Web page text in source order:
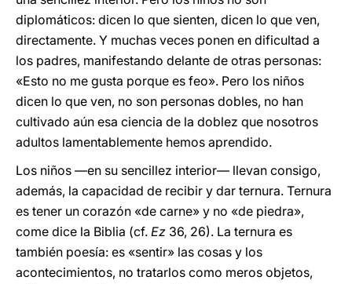
diplomáticos: dicen lo que sienten, dicen lo que ven,
directamente. Y muchas veces ponen en dificultad a
los padres, manifestando delante de otras personas:
«Esto no me gusta porque es feo». Pero los niños
dicen lo que ven, no son personas dobles, no han
cultivado aún esa ciencia de la doblez que nosotros
adultos lamentablemente hemos aprendido.
Los niños —en su sencillez interior— llevan consigo,
además, la capacidad de recibir y dar ternura. Ternura
es tener un corazón «de carne» y no «de piedra»,
come dice la Biblia (cf. Ez 36, 26). La ternura es
también poesía: es «sentir» las cosas y los
acontecimientos, no tratarlos como meros objetos,